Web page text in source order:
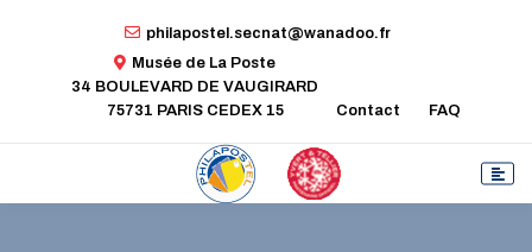
philapostel.secnat@wanadoo.fr
Musée de La Poste
34 BOULEVARD DE VAUGIRARD
75731 PARIS CEDEX 15
Contact FAQ